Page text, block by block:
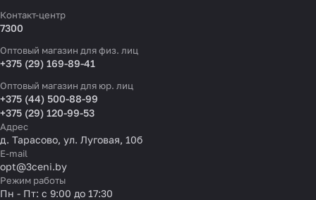
Контакт-центр
7300
Оптовый магазин для физ. лиц
+375 (29) 169-89-41
Оптовый магазин для юр. лиц
+375 (44) 500-88-99
+375 (29) 120-99-53
Адрес
д. Тарасово, ул. Луговая, 10б
E-mail
opt@3ceni.by
Режим работы
Пн - Пт: с 9:00 до 17:30